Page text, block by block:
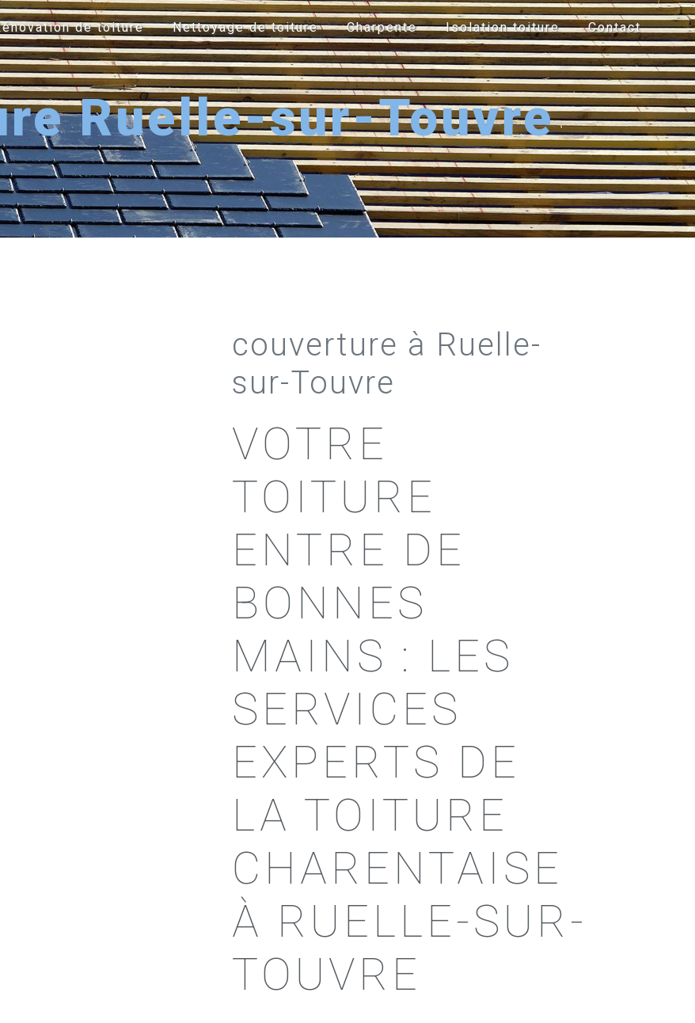
de toiture Nettoyage de toiture Charpente Isolation toiture Contact
Ruelle-sur-Touvre
couverture à Ruelle-
sur-Touvre
VOTRE
TOITURE
ENTRE DE
BONNES
MAINS : LES
SERVICES
EXPERTS DE
LA TOITURE
CHARENTAISE
À RUELLE-SUR-
TOUVRE